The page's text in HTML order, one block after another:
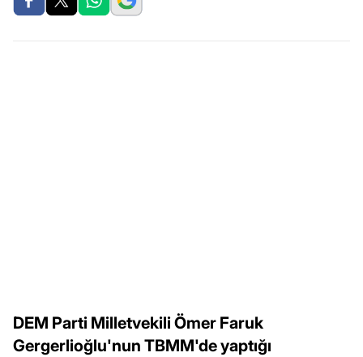
DEM Parti Milletvekili Ömer Faruk
Gergerlioğlu'nun TBMM'de yaptığı